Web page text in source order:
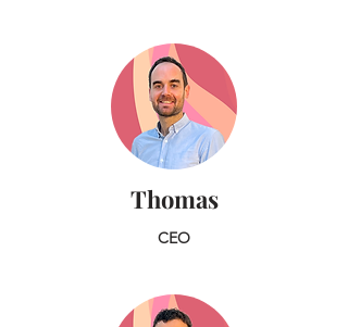
Thomas
CEO